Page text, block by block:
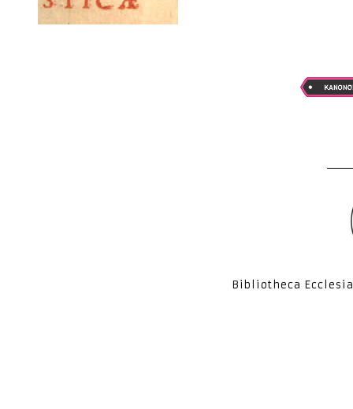
Bibliotheca